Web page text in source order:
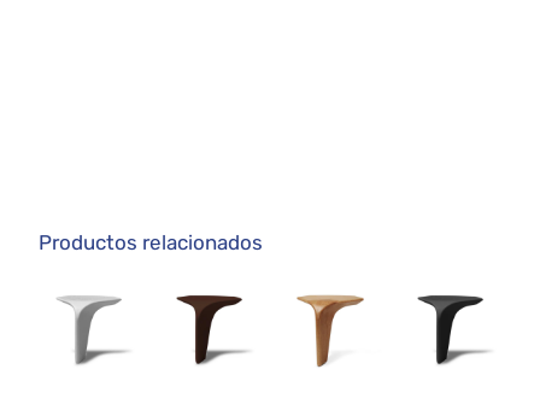
Productos relacionados